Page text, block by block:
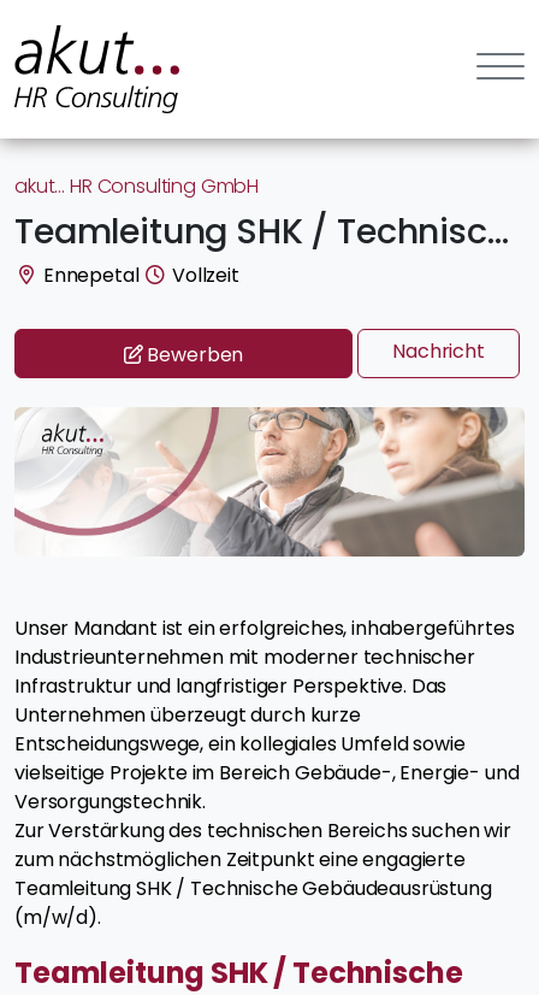
akut… HR Consulting GmbH
Teamleitung SHK / Technische Gebäudeausrüstung (m/w/d)
Ennepetal Vollzeit
Bewerben Nachricht
Unser Mandant ist ein erfolgreiches, inhabergeführtes
Industrieunternehmen mit moderner technischer
Infrastruktur und langfristiger Perspektive. Das
Unternehmen überzeugt durch kurze
Entscheidungswege, ein kollegiales Umfeld sowie
vielseitige Projekte im Bereich Gebäude-, Energie- und
Versorgungstechnik.
Zur Verstärkung des technischen Bereichs suchen wir
zum nächstmöglichen Zeitpunkt eine engagierte
Teamleitung SHK / Technische Gebäudeausrüstung
(m/w/d).
Teamleitung SHK / Technische